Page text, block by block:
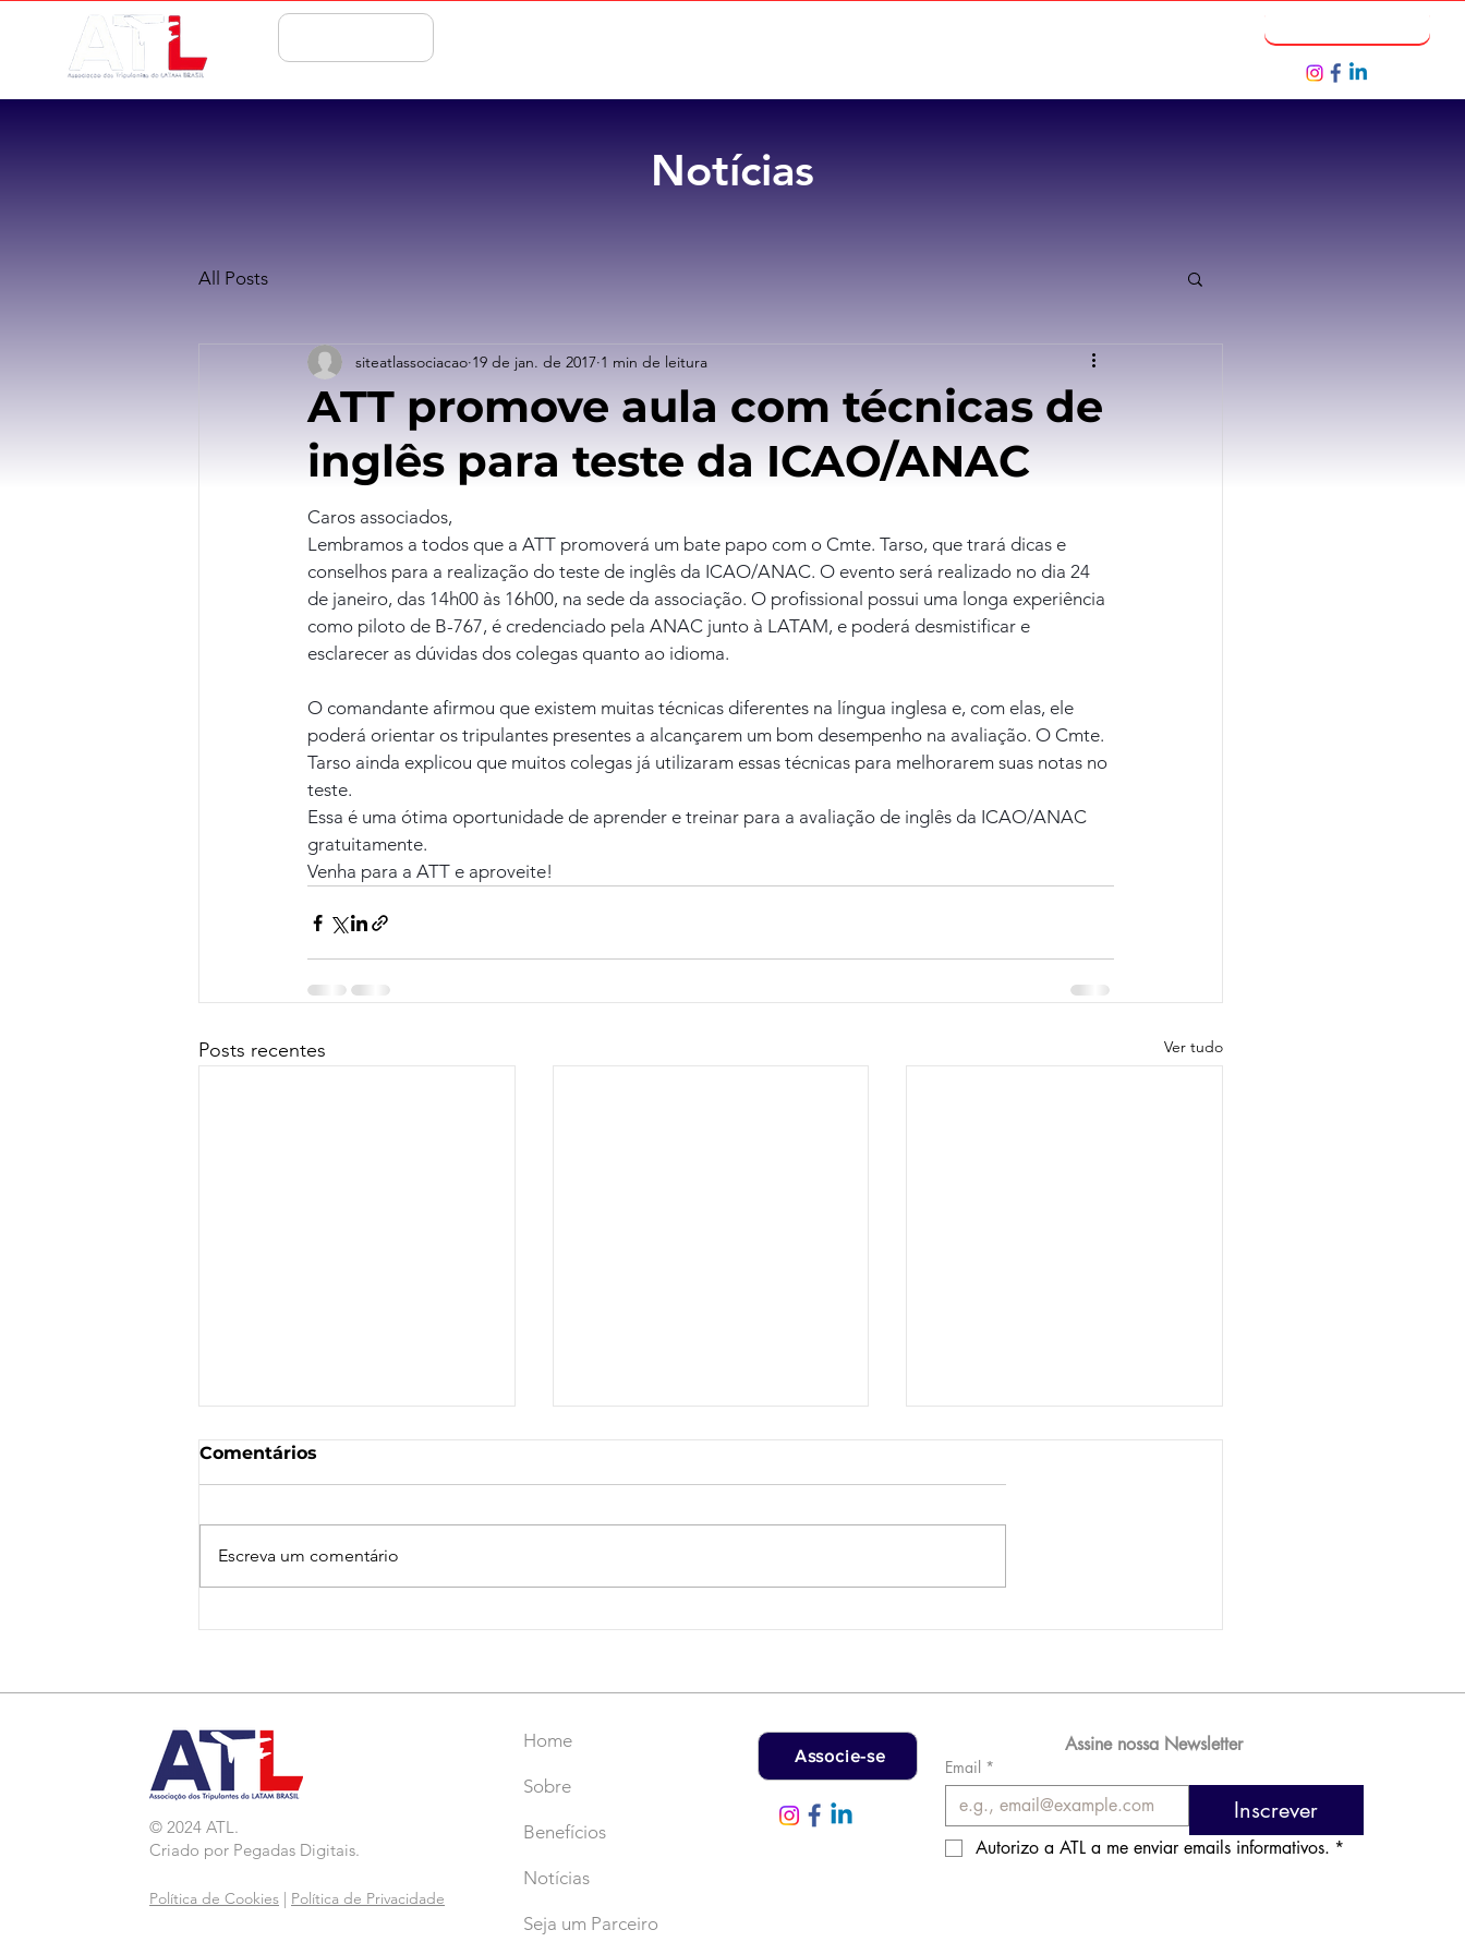
Notícias
All Posts
ATT promove aula com técnicas de
inglês para teste da ICAO/ANAC
siteatlassociacao 19 de jan. de 2017 1 min de leitura
Caros associados,
Lembramos a todos que a ATT promoverá um bate papo com o Cmte. Tarso, que trará dicas e
conselhos para a realização do teste de inglês da ICAO/ANAC. O evento será realizado no dia 24
de janeiro, das 14h00 às 16h00, na sede da associação. O profissional possui uma longa experiência
como piloto de B-767, é credenciado pela ANAC junto à LATAM, e poderá desmistificar e
esclarecer as dúvidas dos colegas quanto ao idioma.
O comandante afirmou que existem muitas técnicas diferentes na língua inglesa e, com elas, ele
poderá orientar os tripulantes presentes a alcançarem um bom desempenho na avaliação. O Cmte.
Tarso ainda explicou que muitos colegas já utilizaram essas técnicas para melhorarem suas notas no
teste.
Essa é uma ótima oportunidade de aprender e treinar para a avaliação de inglês da ICAO/ANAC
gratuitamente.
Venha para a ATT e aproveite!
Posts recentes Ver tudo
Comentários
Escreva um comentário
© 2024 ATL.
Criado por Pegadas Digitais.
Política de Cookies Política de Privacidade
Home
Sobre
Benefícios
Notícias
Seja um Parceiro
Associe-se
Assine nossa Newsletter
Email *
Inscrever
Autorizo a ATL a me enviar emails informativos. *